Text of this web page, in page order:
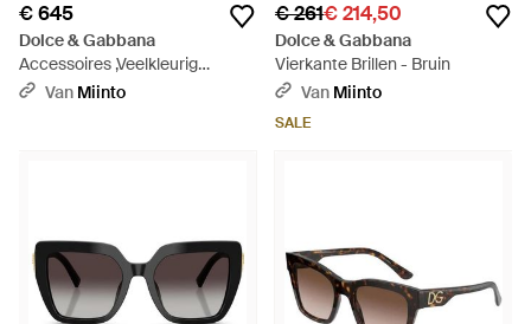
€ 645
Dolce & Gabbana
Accessoires ,Veelkleurig
,Katoen Sjaal - Bruin
Van Miinto
€ 261€ 214,50
Dolce & Gabbana
Vierkante Brillen - Bruin
Van Miinto
SALE